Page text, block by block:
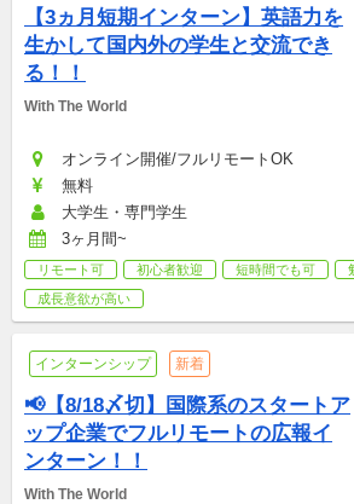
【3ヵ月短期インターン】英語力を
生かして国内外の学生と交流でき
る！！
With The World
オンライン開催/フルリモートOK
無料
大学生・専門学生
3ヶ月間~
リモート可 初心者歓迎 短時間でも可
成長意欲が高い
インターンシップ 新着
📢【8/18〆切】国際系のスタートア
ップ企業でフルリモートの広報イ
ンターン！！
With The World